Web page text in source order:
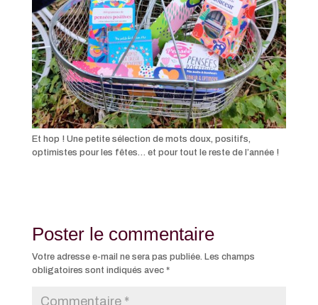
Et hop ! Une petite sélection de mots doux, positifs,
optimistes pour les fêtes… et pour tout le reste de l’année !
Poster le commentaire
Votre adresse e-mail ne sera pas publiée. Les champs
obligatoires sont indiqués avec *